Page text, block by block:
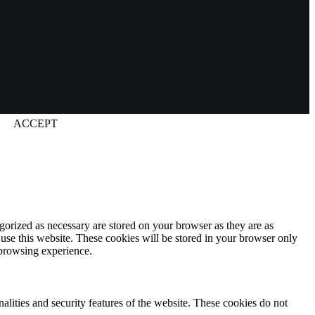
ACCEPT
as necessary are stored on your browser as they are as
this website. These cookies will be stored in your browser only
experience.
and security features of the website. These cookies do not